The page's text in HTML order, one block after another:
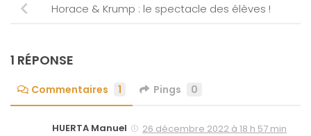
Horace & Krump : le spectacle des élèves !
1 RÉPONSE
Commentaires 1 Pings 0
HUERTA Manuel
26 décembre 2022 à 18 h 57 min